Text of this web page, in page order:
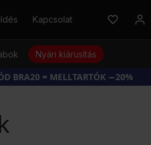
Kapcsolat
Nyári kiárusítás
BRA20 = MELLTARTÓK −20%